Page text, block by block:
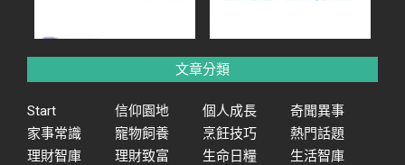
文章分類
Start 信仰園地 個人成長
奇聞異事
家事常識
寵物飼養 烹飪技巧
熱門話題
理財智庫
理財致富 生命日糧
生活智庫